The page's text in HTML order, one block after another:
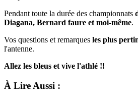
Pendant toute la durée des championnats
Diagana, Bernard faure et moi-même.
Vos questions et remarques les plus
l'antenne.
Allez les bleus et vive l'athlé !!
À Lire Aussi :